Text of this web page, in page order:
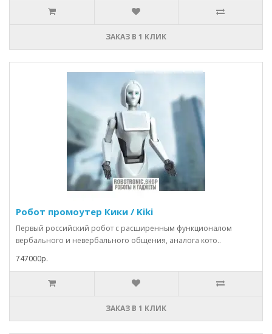
ЗАКАЗ В 1 КЛИК
Робот промоутер Кики / Kiki
Первый российский робот с расширенным функционалом
вербального и невербального общения, аналога кото..
747000р.
ЗАКАЗ В 1 КЛИК